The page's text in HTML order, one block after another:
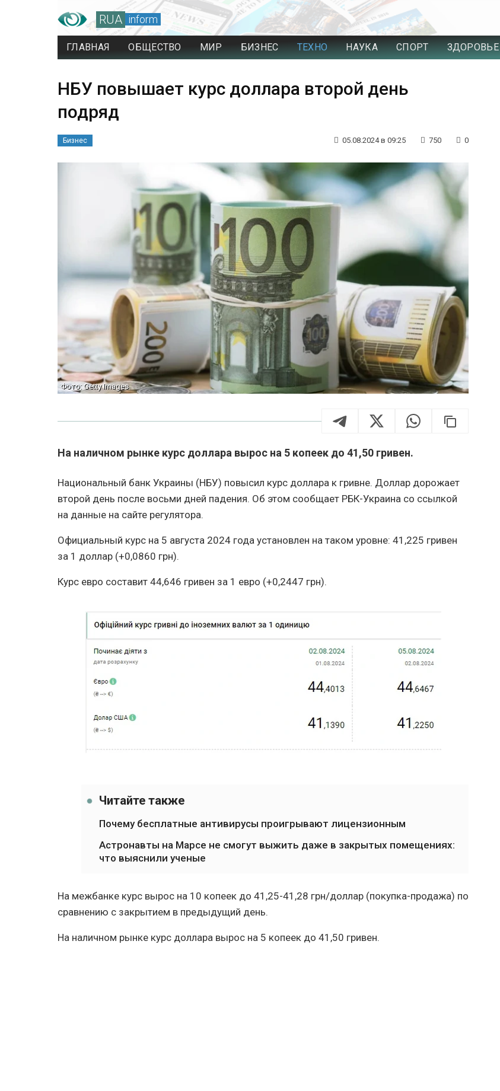
RUA inform
ГЛАВНАЯ ОБЩЕСТВО МИР БИЗНЕС ТЕХНО НАУКА СПОРТ ЗДОРОВЬЕ
НБУ повышает курс доллара второй день
подряд
Бизнес 05.08.2024 в 09:25 750 0
Фото: Getty Images
На наличном рынке курс доллара вырос на 5 копеек до 41,50 гривен.
Национальный банк Украины (НБУ) повысил курс доллара к гривне. Доллар дорожает
второй день после восьми дней падения. Об этом сообщает РБК-Украина со ссылкой
на данные на сайте регулятора.
Официальный курс на 5 августа 2024 года установлен на таком уровне: 41,225 гривен
за 1 доллар (+0,0860 грн).
Курс евро составит 44,646 гривен за 1 евро (+0,2447 грн).
Читайте также
Почему бесплатные антивирусы проигрывают лицензионным
Астронавты на Марсе не смогут выжить даже в закрытых помещениях:
что выяснили ученые
На межбанке курс вырос на 10 копеек до 41,25-41,28 грн/доллар (покупка-продажа) по
сравнению с закрытием в предыдущий день.
На наличном рынке курс доллара вырос на 5 копеек до 41,50 гривен.